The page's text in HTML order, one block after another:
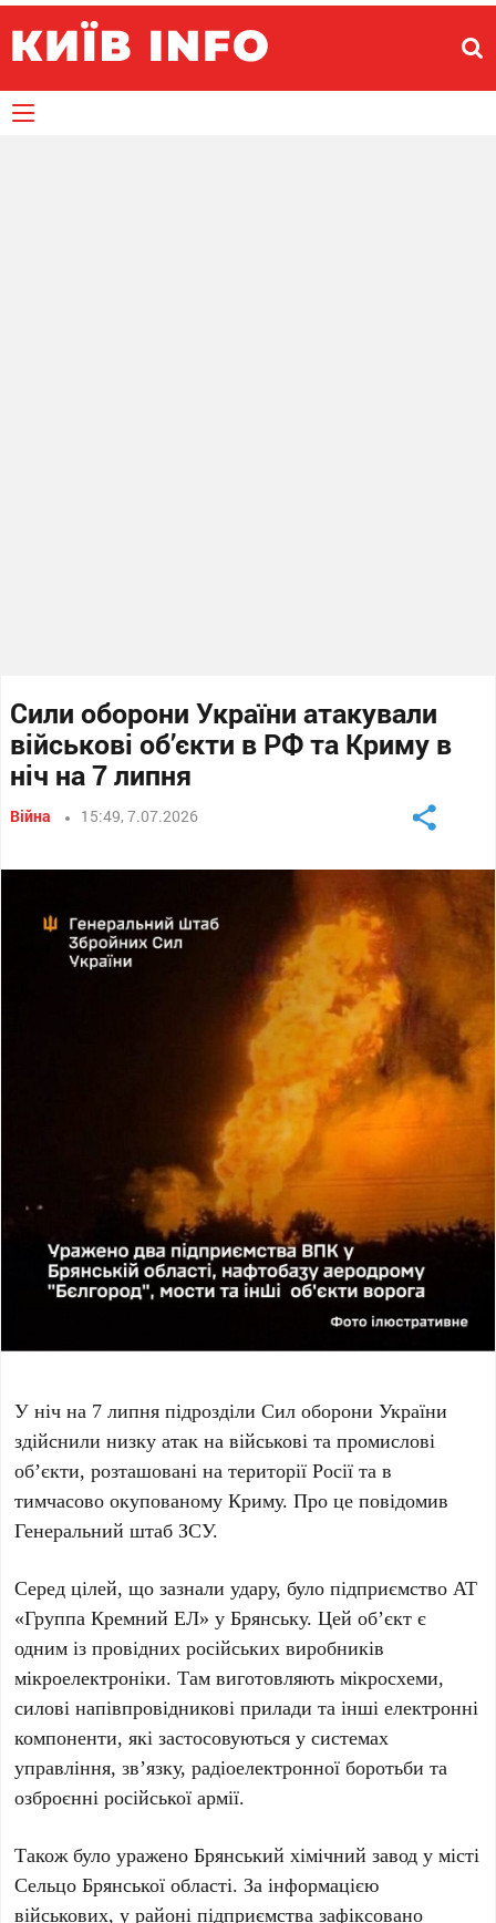
Сили оборони України атакували
військові об’єкти в РФ та Криму в
ніч на 7 липня
Війна 15:49, 7.07.2026
У ніч на 7 липня підрозділиСил оборони України
здійснили низку атак на військові та промислові
об’єкти, розташовані на територіїРосії та в
тимчасово окупованомуКриму. Про це повідомив
Генеральний штаб ЗСУ.
Серед цілей, що зазнали удару, було підприємствоАТ
«Группа Кремний ЕЛ» уБрянську. Цей об’єкт є
одним із провідних російських виробників
мікроелектроніки. Там виготовляють мікросхеми,
силові напівпровідникові прилади та інші електронні
компоненти, які застосовуються у системах
управління, зв’язку, радіоелектронної боротьби та
озброєнні російської армії.
Також було ураженоБрянський хімічний завод у місті
Сельцо Брянської області. За інформацією
військових, у районі підприємства зафіксовано